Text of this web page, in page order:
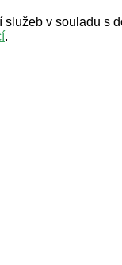
služeb v souladu s
.